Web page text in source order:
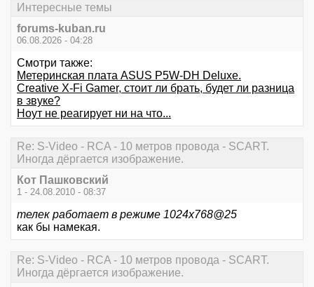
Интересные темы
forums-kuban.ru
06.08.2026 - 04:28
Смотри также:
Метеринская плата ASUS P5W-DH Deluxe.
Creative X-Fi Gamer, стоит ли брать, будет ли разница
в звуке?
Ноут не реагирует ни на что...
Re: S-Video - RCA - 10 метров провода - SCART.
Иногда дёргается изображение.
Кот Пашковский
1 - 24.08.2010 - 08:37
телек работает в режиме 1024х768@25
как бы намекая.
Re: S-Video - RCA - 10 метров провода - SCART.
Иногда дёргается изображение.